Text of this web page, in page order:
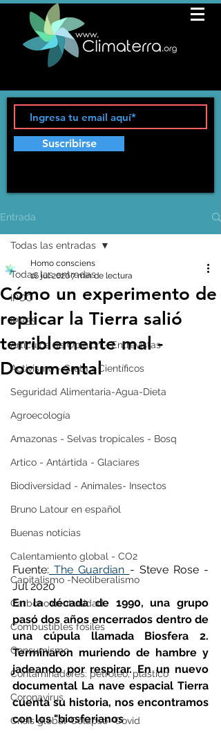
Suscribirse
Entrada
Todas las entradas
IPCC
IPBES
Artículos de Opinión - Entrevistas
Activismo - Greta - Científicos
Seguridad Alimentaria-Agua-Dieta
Agroecología
Amazonas - Selvas tropicales - Bosq
Artico - Antártida - Glaciares
Biodiversidad - Animales- Insectos
Bruno Latour en español
Buenas noticias
Calentamiento global - CO2
Capitalismo -Neoliberalismo
Carbono neutralidad
Combustibles fósiles
Consumismo
Contaminadores: petróleo, plástico
Coronavirus
Crisis global-Colapso -Covid
Todas las entradas
Cómo un experimento de
replicar la Tierra salió
terriblemente mal -
Documental
Homo consciens
16 jul 20207 min de lectura
Fuente: The Guardian - Steve Rose -
Jul 2020
En la década de 1990, una grupo
pasó dos años encerrados dentro de
una cúpula llamada Biosfera 2.
Terminaron muriendo de hambre y
jadeando por respirar. En un nuevo
documental La nave espacial Tierra
cuenta su historia, nos encontramos
con los "biosferianos